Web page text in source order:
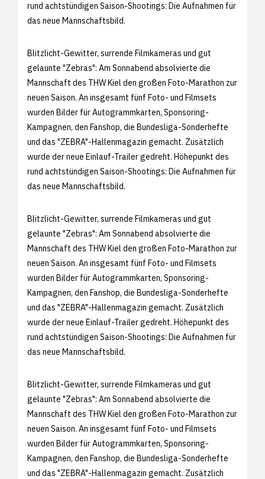
rund achtstündigen Saison-Shootings: Die Aufnahmen für
das neue Mannschaftsbild.
Blitzlicht-Gewitter, surrende Filmkameras und gut
gelaunte "Zebras": Am Sonnabend absolvierte die
Mannschaft des THW Kiel den großen Foto-Marathon zur
neuen Saison. An insgesamt fünf Foto- und Filmsets
wurden Bilder für Autogrammkarten, Sponsoring-
Kampagnen, den Fanshop, die Bundesliga-Sonderhefte
und das "ZEBRA"-Hallenmagazin gemacht. Zusätzlich
wurde der neue Einlauf-Trailer gedreht. Höhepunkt des
rund achtstündigen Saison-Shootings: Die Aufnahmen für
das neue Mannschaftsbild.
Blitzlicht-Gewitter, surrende Filmkameras und gut
gelaunte "Zebras": Am Sonnabend absolvierte die
Mannschaft des THW Kiel den großen Foto-Marathon zur
neuen Saison. An insgesamt fünf Foto- und Filmsets
wurden Bilder für Autogrammkarten, Sponsoring-
Kampagnen, den Fanshop, die Bundesliga-Sonderhefte
und das "ZEBRA"-Hallenmagazin gemacht. Zusätzlich
wurde der neue Einlauf-Trailer gedreht. Höhepunkt des
rund achtstündigen Saison-Shootings: Die Aufnahmen für
das neue Mannschaftsbild.
Blitzlicht-Gewitter, surrende Filmkameras und gut
gelaunte "Zebras": Am Sonnabend absolvierte die
Mannschaft des THW Kiel den großen Foto-Marathon zur
neuen Saison. An insgesamt fünf Foto- und Filmsets
wurden Bilder für Autogrammkarten, Sponsoring-
Kampagnen, den Fanshop, die Bundesliga-Sonderhefte
und das "ZEBRA"-Hallenmagazin gemacht. Zusätzlich